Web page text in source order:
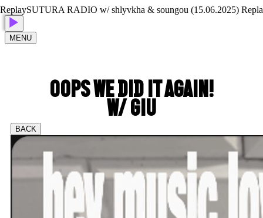
SUTURA RADIO w/ shlyvkha & soungou (15.06.2025) Replay
MENU
OOPS WE DID IT AGAIN!
W/ GIU
BACK